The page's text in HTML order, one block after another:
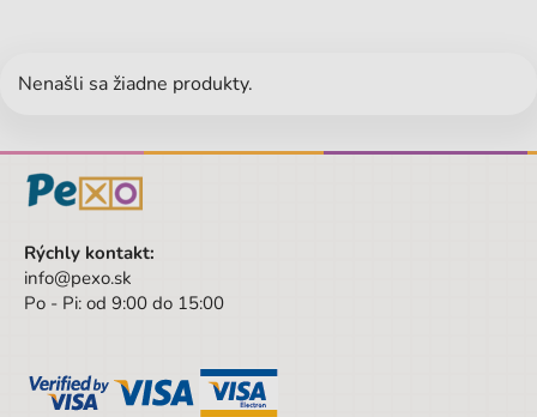
Nenašli sa žiadne produkty.
Rýchly kontakt:
info@pexo.sk
Po - Pi: od 9:00 do 15:00